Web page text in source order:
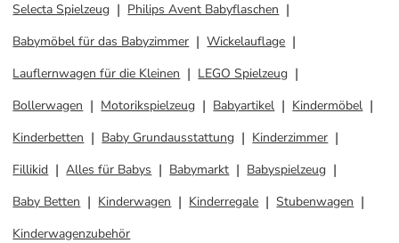
Selecta Spielzeug
Philips Avent Babyflaschen
Babymöbel für das Babyzimmer
Wickelauflage
Lauflernwagen für die Kleinen
LEGO Spielzeug
Bollerwagen
Motorikspielzeug Babyartikel
Kindermöbel
Kinderbetten
Baby Grundausstattung
Kinderzimmer
Fillikid
Alles für Babys Babymarkt
Babyspielzeug
Baby Betten
Kinderwagen Kinderregale
Stubenwagen
Kinderwagenzubehör